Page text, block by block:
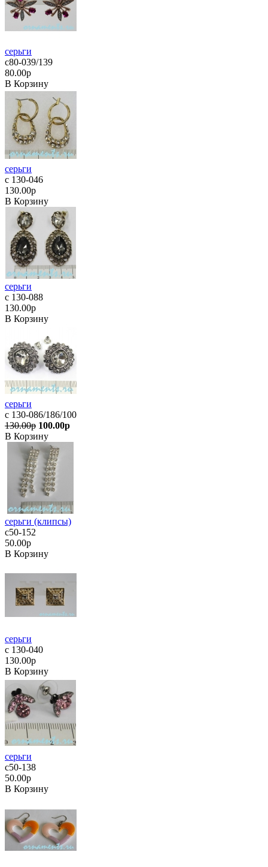
серьги
с80-039/139
80.00р
В Корзину
серьги
с 130-046
130.00р
В Корзину
серьги
с 130-088
130.00р
В Корзину
серьги
с 130-086/186/100
130.00р 100.00р
В Корзину
серьги (клипсы)
с50-152
50.00р
В Корзину
серьги
с 130-040
130.00р
В Корзину
серьги
с50-138
50.00р
В Корзину